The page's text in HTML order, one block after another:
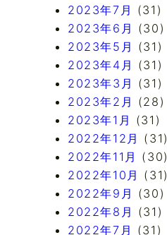
2023年7月 (31)
2023年6月 (30)
2023年5月 (31)
2023年4月 (31)
2023年3月 (31)
2023年2月 (28)
2023年1月 (31)
2022年12月 (31)
2022年11月 (30)
2022年10月 (31)
2022年9月 (30)
2022年8月 (31)
2022年7月 (31)